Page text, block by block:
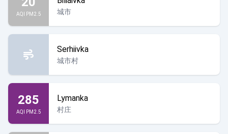
AQI PM2.5 城市
Serhiivka
城市村
285
AQI PM2.5
Lymanka
村庄